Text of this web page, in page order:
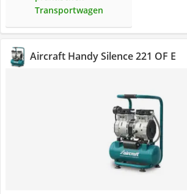
Transportwagen
Aircraft Handy Silence 221 OF E